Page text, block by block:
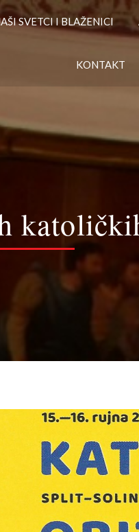
SVETCI I BLAŽENICI
KONTAKT